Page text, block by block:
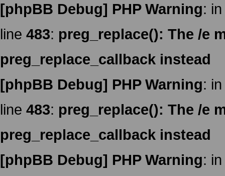
[phpBB Debug] PHP Warning:
line 483: preg_replace(): The /e
preg_replace_callback instead
[phpBB Debug] PHP Warning:
line 483: preg_replace(): The /e
preg_replace_callback instead
[phpBB Debug] PHP Warning: